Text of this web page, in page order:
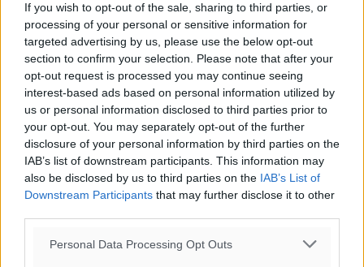
If you wish to opt-out of the sale, sharing to third parties, or
processing of your personal or sensitive information for
targeted advertising by us, please use the below opt-out
section to confirm your selection. Please note that after your
opt-out request is processed you may continue seeing
interest-based ads based on personal information utilized by
us or personal information disclosed to third parties prior to
your opt-out. You may separately opt-out of the further
disclosure of your personal information by third parties on the
IAB’s list of downstream participants. This information may
also be disclosed by us to third parties on the IAB’s List of
Downstream Participants that may further disclose it to other
Personal Data Processing Opt Outs